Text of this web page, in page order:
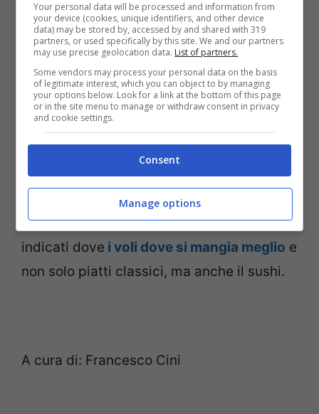
piuttosto che un altro.
SeatGuru è invece il sito dei
“sedili”:inserendo il numero di volo o la
compagnia si possono avere delle
valutazioni sul tasso di comodità.
Report
elabora recensioni sui voli con foto,
scheda e voto finale in base alle classi.
InflightFeed , che valuta invece la
qualità del cibo servito a bordo. Vengono
indicati dove i voli dove si mangia meglio e
non solo piatti classici, ma anche il sushi.
A cura di: Francesco Cini
Your personal data will be processed and information from
your device (cookies, unique identifiers, and other device
data) may be stored by, accessed by and shared with 319
partners, or used specifically by this site. We and our partners
may use precise geolocation data. List of partners.
Some vendors may process your personal data on the basis
of legitimate interest, which you can object to by managing
your options below. Look for a link at the bottom of this page
or in the site menu to manage or withdraw consent in privacy
and cookie settings.
Consent
Manage options